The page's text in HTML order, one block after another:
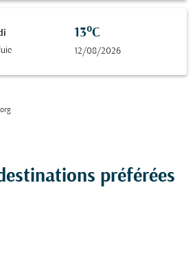
13°C
12/08/2026
préférées